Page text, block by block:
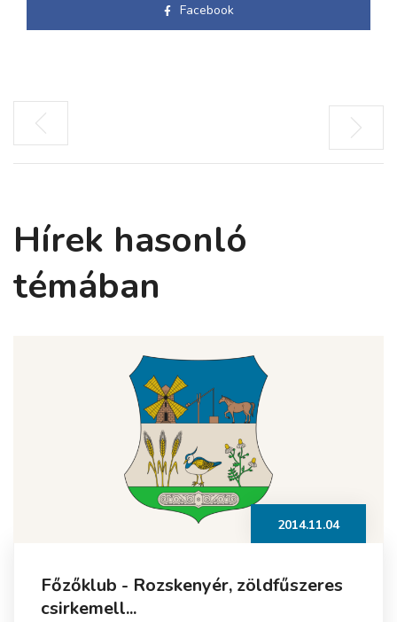
Facebook
Hírek hasonló
témában
2014.11.04
Főzőklub - Rozskenyér, zöldfűszeres
csirkemell...